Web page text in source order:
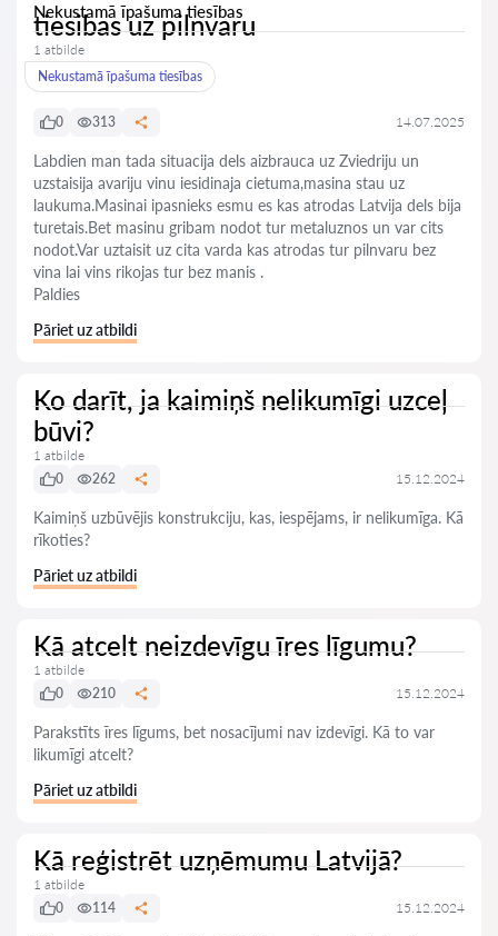
Nekustamā īpašuma tiesības
tiesibas uz pilnvaru
1 atbilde
Nekustamā īpašuma tiesības
0 313 14.07.2025
Labdien man tada situacija dels aizbrauca uz Zviedriju un
uzstaisija avariju vinu iesidinaja cietuma,masina stau uz
laukuma.Masinai ipasnieks esmu es kas atrodas Latvija dels bija
turetais.Bet masinu gribam nodot tur metaluznos un var cits
nodot.Var uztaisit uz cita varda kas atrodas tur pilnvaru bez
vina lai vins rikojas tur bez manis .
Paldies
Pāriet uz atbildi
Ko darīt, ja kaimiņš nelikumīgi uzceļ
būvi?
1 atbilde
0
262 15.12.2024
Kaimiņš uzbūvējis konstrukciju, kas, iespējams, ir nelikumīga. Kā
rīkoties?
Pāriet uz atbildi
Kā atcelt neizdevīgu īres līgumu?
1 atbilde
0
210 15.12.2024
Parakstīts īres līgums, bet nosacījumi nav izdevīgi. Kā to var
likumīgi atcelt?
Pāriet uz atbildi
Kā reģistrēt uzņēmumu Latvijā?
1 atbilde
0
114 15.12.2024